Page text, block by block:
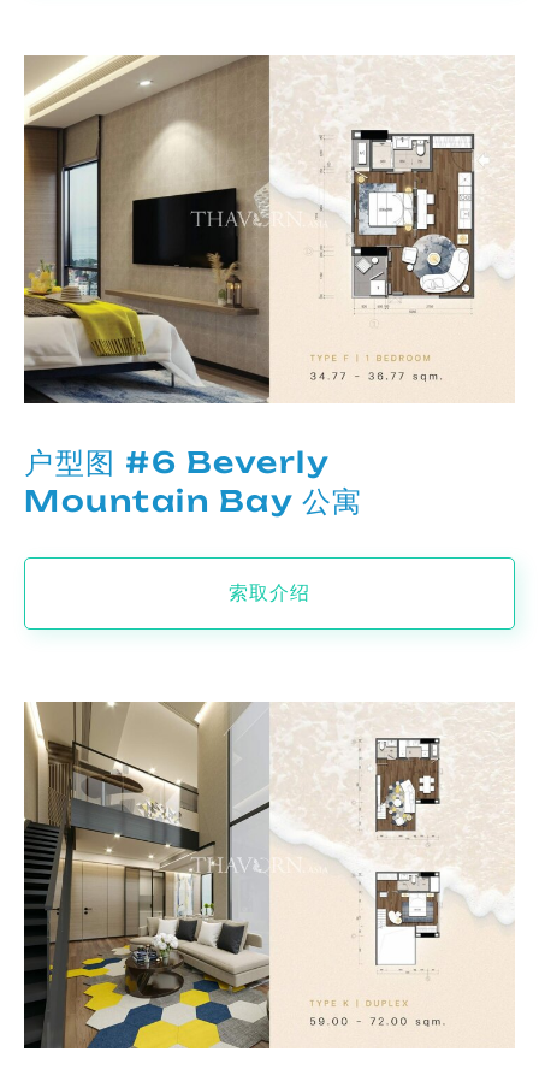
户型图 #6 Beverly
Mountain Bay 公寓
索取介绍